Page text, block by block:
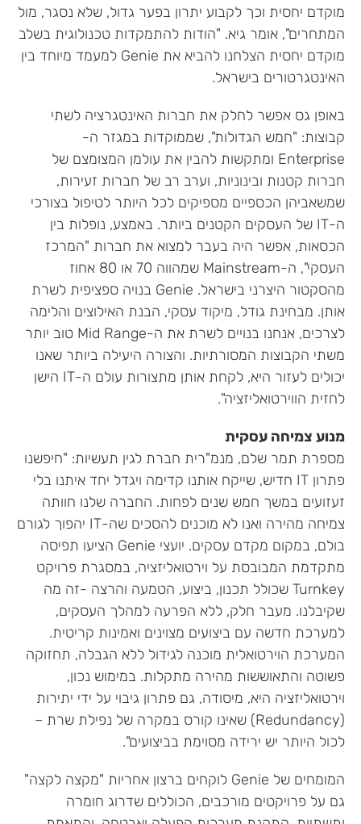
מוקדם יחסית וכך לקבוע יתרון בפער גדול, שלא נסגר, מול
המתחרים", אומר גיא. "הודות להתמקדות טכנולוגית בשלב
מוקדם יחסית הצלחנו להביא את Genie למעמד מיוחד בין
האינטגרטורים בישראל.
באופן גס אפשר לחלק את חברות האינטגרציה לשתי
קבוצות: "חמש הגדולות", שממוקדות במגזר ה-
Enterprise ומתקשות להבין את עולמן המצומצם של
חברות קטנות ובינוניות, וערב רב של חברות זעירות,
שמשאביהן הכספיים מספיקים לכל היותר לטיפול בצורכי
ה-IT של העסקים הקטנים ביותר. באמצע, נופלות בין
הכסאות, אפשר היה בעבר למצוא את חברות "המרכז
העסקי", ה-Mainstream שמהווה 70 או 80 אחוז
מהסקטור היצרני בישראל. Genie בנויה ספציפית לשרת
אותן. מבחינת גודל, מיקוד עסקי, הבנת האילוצים והלימה
לצרכים, אנחנו בנויים לשרת את ה-Mid Range טוב יותר
משתי הקבוצות המסורתיות. והצורה היעילה ביותר שאנו
יכולים לעזור היא, לקחת אותן מתצורות עולם ה-IT הישן
לחזית הווירטואליזציה".
מנוע צמיחה עסקית
מספרת תמר שלם, מנמ"רית חברת לגין תעשיות: "חיפשנו
פתרון IT חדיש, שייקח אותנו קדימה ויגדל יחד איתנו בלי
זעזועים במשך חמש שנים לפחות. החברה שלנו חוותה
צמיחה מהירה ואנו לא מוכנים להסכים שה-IT יהפוך לגורם
בולם, במקום מקדם עסקים. יועצי Genie הציעו תפיסה
מתקדמת המבובסת על וירטואליזציה, במסגרת פרויקט
Turnkey שכולל תכנון, ביצוע, הטמעה והרצה -זה מה
שקיבלנו. מעבר חלק, ללא הפרעה למהלך העסקים,
למערכת חדשה עם ביצועים מצוינים ואמינות קריטית.
המערכת הוירטואלית מוכנה לגידול ללא הגבלה, תחזוקה
פשוטה והתאוששות מהירה מתקלות. במימוש נכון,
וירטואליזציה היא, מיסודה, גם פתרון גיבוי על ידי יתירות
(Redundancy) שאינו קורס במקרה של נפילת שרת –
לכול היותר יש ירידה מסוימת בביצועים".
המומחים של Genie לוקחים ברצון אחריות "מקצה לקצה"
גם על פרויקטים מורכבים, הכוללים שדרוג חומרה